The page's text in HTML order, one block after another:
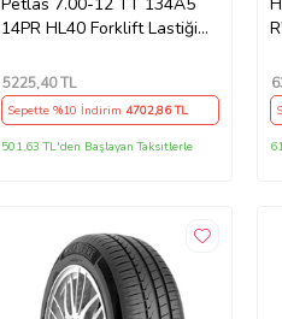
14PR HL40 Forklift Lastiği
5225,40 TL
Sepette %10 İndirim 4702,86 TL
501,63 TL'den Başlayan Taksitlerle